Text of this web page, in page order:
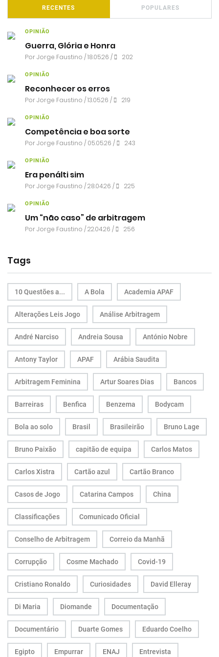
RECENTES POPULARES
OPINIÃO
Guerra, Glória e Honra
PorJorge Faustino / 18.05.26 / 202
OPINIÃO
Reconhecer os erros
PorJorge Faustino / 13.05.26 / 219
OPINIÃO
Competência e boa sorte
PorJorge Faustino / 05.05.26 / 243
OPINIÃO
Era penálti sim
PorJorge Faustino / 28.04.26 / 225
OPINIÃO
Um “não caso” de arbitragem
PorJorge Faustino / 22.04.26 / 256
Tags
10 Questões a... A Bola Academia APAF
Alterações Leis Jogo Análise Arbitragem
André Narciso Andreia Sousa António Nobre
Antony Taylor APAF Arábia Saudita
Arbitragem Feminina Artur Soares Dias Bancos
Barreiras Benfica Benzema Bodycam
Bola ao solo Brasil Brasileirão Bruno Lage
Bruno Paixão capitão de equipa Carlos Matos
Carlos Xistra Cartão azul Cartão Branco
Casos de Jogo Catarina Campos China
Classificações Comunicado Oficial
Conselho de Arbitragem Correio da Manhã
Corrupção Cosme Machado Covid-19
Cristiano Ronaldo Curiosidades David Elleray
Di Maria Diomande Documentação
Documentário Duarte Gomes Eduardo Coelho
Egipto Empurrar ENAJ Entrevista